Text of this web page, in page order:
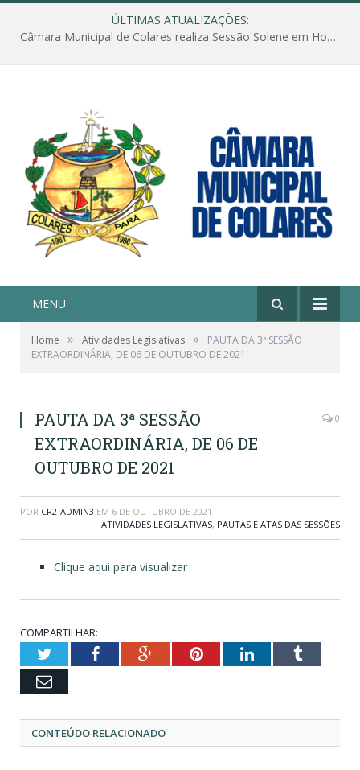
ÚLTIMAS ATUALIZAÇÕES:
Câmara Municipal de Colares realiza Sessão Solene em Homenagem ao Dia das Mães
MENU
Home » Atividades Legislativas »
PAUTA DA 3ª SESSÃO
EXTRAORDINÁRIA, DE 06 DE OUTUBRO DE 2021
PAUTA DA 3ª SESSÃO
EXTRAORDINÁRIA, DE 06 DE
OUTUBRO DE 2021
0
POR CR2-ADMIN3 EM 6 DE OUTUBRO DE 2021
ATIVIDADES LEGISLATIVAS, PAUTAS E ATAS DAS SESSÕES
Clique aqui para visualizar
COMPARTILHAR:
TwitterFacebookGoogle+PinterestLinkedInTumblr
Email
CONTEÚDO RELACIONADO